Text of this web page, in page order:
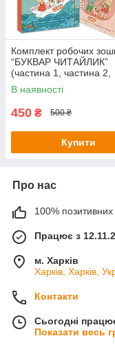
Комплект робочих
“БУКВАР ЧИТАЙЛИК”
(частина 1, частина 2,
частина 3). Василь
В наявності
450 ₴ 500 ₴
Купити
Про нас
100% позитивних
Працює з
м. Харків
Харків, Харків,
Контакти
Сьогодні
Показати весь